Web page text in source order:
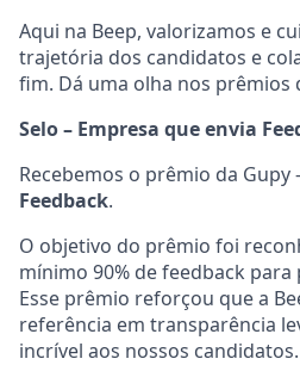
Aqui na Beep, valorizamos e
trajetória dos candidatos e
fim. Dá uma olha nos prêmios
Selo – Empresa que envia
Recebemos o prêmio da Gupy
Feedback.
O objetivo do prêmio foi
mínimo 90% de feedback para
Esse prêmio reforçou que a
referência em transparência
incrível aos nossos candidatos.